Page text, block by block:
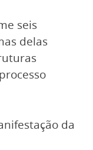
seis
delas
da